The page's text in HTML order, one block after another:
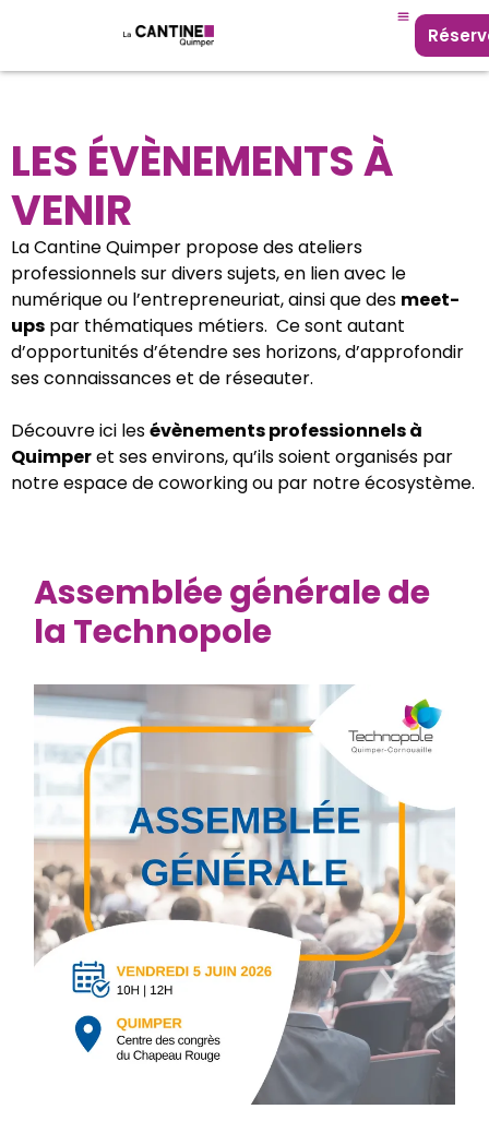
LES ÉVÈNEMENTS À
VENIR
La Cantine Quimper propose des ateliers
professionnels sur divers sujets, en lien avec le
numérique ou l’entrepreneuriat, ainsi que des meet-
ups par thématiques métiers. Ce sont autant
d’opportunités d’étendre ses horizons, d’approfondir
ses connaissances et de réseauter.
Découvre ici lesévènements professionnels à
Quimperet ses environs, qu’ils soient organisés par
notre espace de coworking ou par notre écosystème.
Assemblée générale de
la Technopole